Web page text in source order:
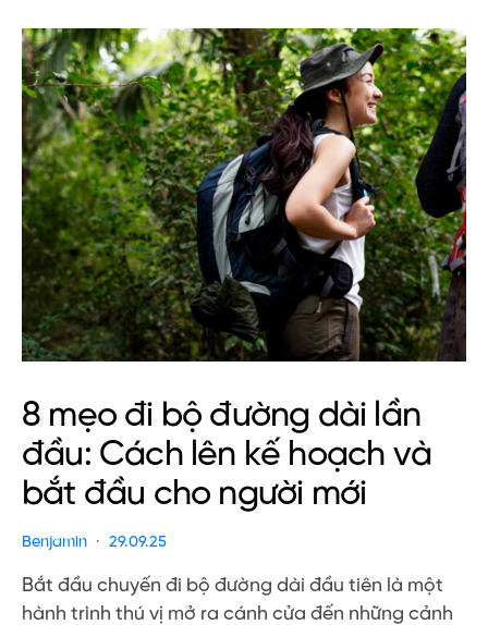
8 mẹo đi bộ đường dài lần
đầu: Cách lên kế hoạch và
bắt đầu cho người mới
Benjamin 29.09.25
Bắt đầu chuyến đi bộ đường dài đầu tiên là một
hành trình thú vị mở ra cánh cửa đến những cảnh